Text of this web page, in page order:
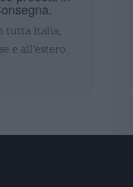
tutta Italia,
e all’estero.